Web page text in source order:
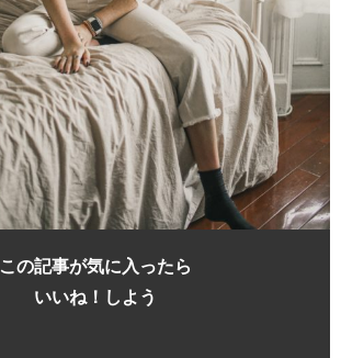
この記事が気に入ったら
いいね！しよう